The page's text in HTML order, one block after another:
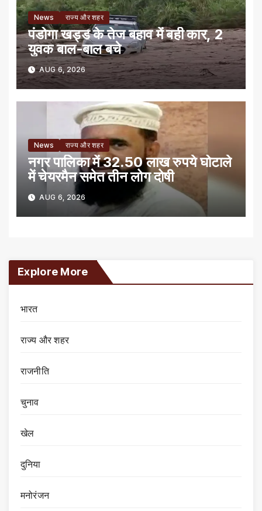
News राज्य और शहर
पंडोगा खड्ड के तेज बहाव में बही कार, 2
युवक बाल-बाल बचे
AUG 6, 2026
News राज्य और शहर
नगर पालिका में 32.50 लाख रुपये घोटाले
में चेयरमैन समेत तीन लोग दोषी
AUG 6, 2026
Explore More
भारत
राज्य और शहर
राजनीति
चुनाव
खेल
दुनिया
मनोरंजन